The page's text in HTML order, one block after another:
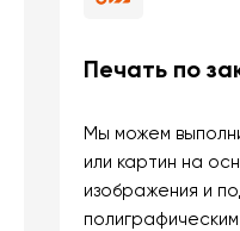
Печать по
Мы можем
или картин на
изображения и